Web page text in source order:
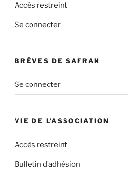
Accès restreint
Se connecter
BRÈVES DE SAFRAN
Se connecter
VIE DE L’ASSOCIATION
Accès restreint
Bulletin d’adhésion